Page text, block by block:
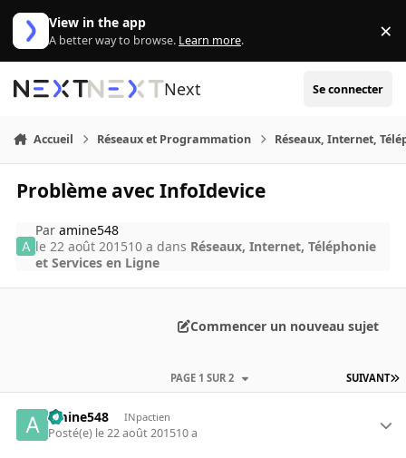
Aller au contenu
View in the app
A better way to browse. Learn more. ×
Next Se connecter
Accueil Réseaux et Programmation Réseaux, Internet,
Problème avec InfoIdevice
Paramine548
le 22 août 201510 a dans Réseaux, Internet, Téléphonie
et Services en Ligne
Commencer un nouveau sujet
SUIVANT
PAGE 1 SUR 2
amine548 INpactien
Posté(e) le 22 août 201510 a